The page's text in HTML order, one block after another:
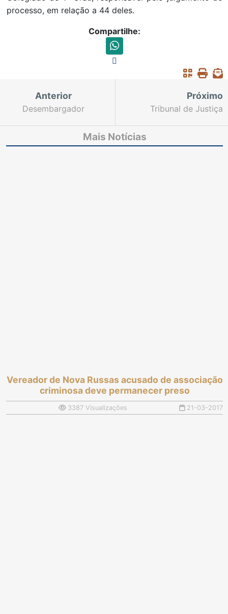
processo, em relação a 44 deles.
Compartilhe:
Anterior
Desembargador
promotor de Justiça
lançam livro nesta terça
Próximo
Tribunal de Justiça
alternativas em Caucaia
Mais Notícias
Vereador de Nova Russas acusado de associação
criminosa deve permanecer preso
3387 Visualizações 21-03-2017